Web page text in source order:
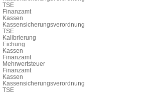
TSE
Finanzamt
Kassen
Kassensicherungsverordnung
TSE
Kalibrierung
Eichung
Kassen
Finanzamt
Mehrwertsteuer
Finanzamt
Kassen
Kassensicherungsverordnung
TSE